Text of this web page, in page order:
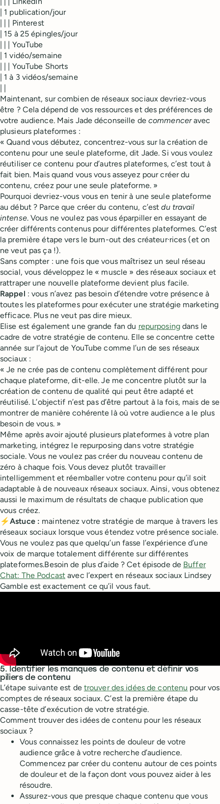
| 1 publication/jour
| | | Pinterest
| 15 à 25 épingles/jour
| | | YouTube
| 1 vidéo/semaine
| | | YouTube Shorts
| 1 à 3 vidéos/semaine
| |
Maintenant, sur combien de réseaux sociaux devriez-vous
être ? Cela dépend de vos ressources et des préférences de
votre audience. Mais Jade déconseille de commenceravec
plusieurs plateformes :
« Quand vous débutez, concentrez-vous sur la création de
contenu pour une seule plateforme, dit Jade. Si vous voulez
réutiliser ce contenu pour d’autres plateformes, c’est tout à
fait bien. Mais quand vous vous asseyez pour créer du
contenu, créez pour une seule plateforme. »
Pourquoi devriez-vous vous en tenir à une seule plateforme
au début ? Parce que créer du contenu, c’estdu travail
intense. Vous ne voulez pas vous éparpiller en essayant de
créer différents contenus pour différentes plateformes. C’est
la première étape vers le burn-out des créateur·rices (et on
ne veut pas ça !).
Sans compter : une fois que vous maîtrisez un seul réseau
social, vous développez le « muscle » des réseaux sociaux et
rattraper une nouvelle plateforme devient plus facile.
Rappel : vous n’avez pas besoin d’étendre votre présence à
toutes les plateformes pour exécuter une stratégie marketing
efficace. Plus ne veut pas dire mieux.
Elise est également une grande fan du repurposingdans le
cadre de votre stratégie de contenu. Elle se concentre cette
année sur l’ajout de YouTube comme l’un de ses réseaux
sociaux :
« Je ne crée pas de contenu complètement différent pour
chaque plateforme, dit-elle. Je me concentre plutôt sur la
création de contenu de qualité qui peut être adapté et
réutilisé. L’objectif n’est pas d’être partout à la fois, mais de se
montrer de manière cohérente là où votre audience a le plus
besoin de vous. »
Même après avoir ajouté plusieurs plateformes à votre plan
marketing, intégrez le repurposing dans votre stratégie
sociale. Vous ne voulez pas créer du nouveau contenu de
zéro à chaque fois. Vous devez plutôt travailler
intelligemment et réemballer votre contenu pour qu’il soit
adaptable à de nouveaux réseaux sociaux. Ainsi, vous obtenez
aussi le maximum de résultats de chaque publication que
vous créez.
⚡Astuce : maintenez votre stratégie de marque à travers les
réseaux sociaux lorsque vous étendez votre présence sociale.
Vous ne voulez pas que quelqu’un fasse l’expérience d’une
voix de marque totalement différente sur différentes
plateformes.Besoin de plus d’aide ? Cet épisode de Buffer
Chat: The Podcast avec l’expert en réseaux sociaux Lindsey
Gamble est exactement ce qu’il vous faut.
5. Identifier les manques de contenu et définir vos
piliers de contenu
L’étape suivante est de trouver des idées de contenu pour vos
comptes de réseaux sociaux. C’est la première étape du
casse-tête d’exécution de votre stratégie.
Comment trouver des idées de contenu pour les réseaux
sociaux ?
Vous connaissez les points de douleur de votre
audience grâce à votre recherche d’audience.
Commencez par créer du contenu autour de ces points
de douleur et de la façon dont vous pouvez aider à les
résoudre.
Assurez-vous que presque chaque contenu que vous